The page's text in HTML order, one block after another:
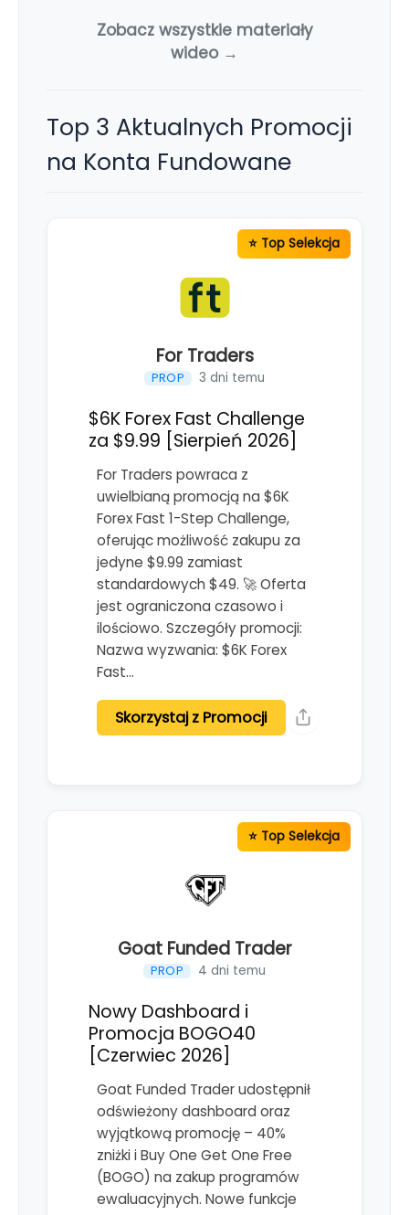
Zobacz wszystkie materiały
wideo →
Top 3 Aktualnych Promocji
na Konta Fundowane
For Traders
PROP 3 dni temu
$6K Forex Fast Challenge
za $9.99 [Sierpień 2026]
For Traders powraca z
uwielbianą promocją na $6K
Forex Fast 1-Step Challenge,
oferując możliwość zakupu za
jedyne $9.99 zamiast
standardowych $49. 🚀 Oferta
jest ograniczona czasowo i
ilościowo. Szczegóły promocji:
Nazwa wyzwania: $6K Forex
Fast…
Skorzystaj z Promocji
Goat Funded Trader
PROP 4 dni temu
Nowy Dashboard i
Promocja BOGO40
[Czerwiec 2026]
Goat Funded Trader udostępnił
odświeżony dashboard oraz
wyjątkową promocję – 40%
zniżki i Buy One Get One Free
(BOGO) na zakup programów
ewaluacyjnych. Nowe funkcje